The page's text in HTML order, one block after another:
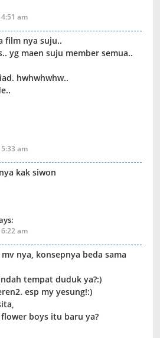
am
film nya suju..
yg maen suju member semua..
hwhwhwhw..
am
kak siwon
am
nya, konsepnya beda sama
tempat duduk ya?:)
esp my yesung!:)
boys itu baru ya?